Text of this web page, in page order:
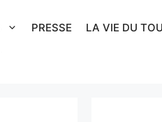
PRESSE LA VIE DU